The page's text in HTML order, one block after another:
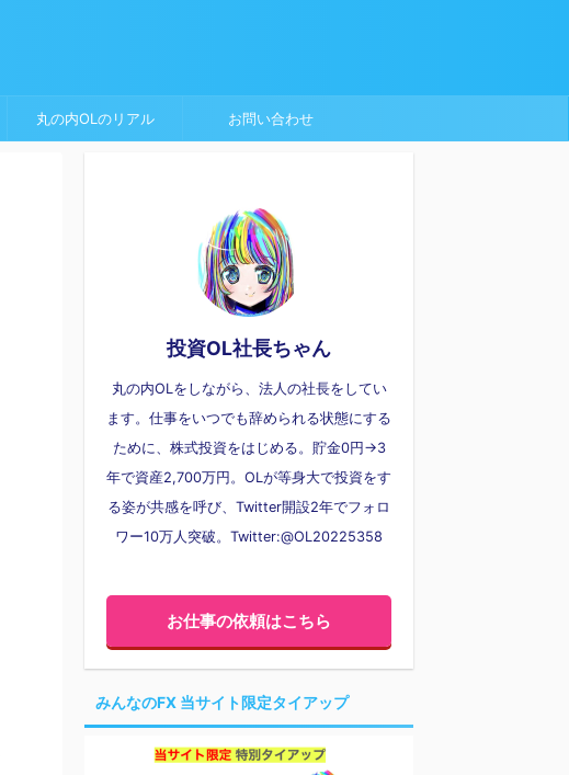
丸の内OLのリアル お問い合わせ
投資OL社長ちゃん
丸の内OLをしながら、法人の社長をしてい
ます。仕事をいつでも辞められる状態にする
ために、株式投資をはじめる。貯金0円→3
年で資産2,700万円。OLが等身大で投資をす
る姿が共感を呼び、Twitter開設2年でフォロ
ワー10万人突破。Twitter:@OL20225358
お仕事の依頼はこちら
みんなのFX 当サイト限定タイアップ